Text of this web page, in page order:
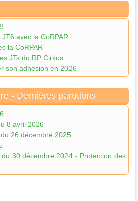
avec la CoRPAR
la CoRPAR
JTs du RP Cirkus
son adhésion en 2026
- Dernières parutions
8 avril 2026
26 décembre 2025
30 décembre 2024 - Protection des